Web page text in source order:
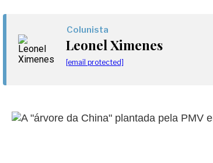
Colunista
Leonel Ximenes
[email protected]